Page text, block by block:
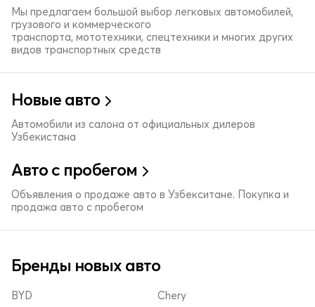
Мы предлагаем большой выбор легковых автомобилей,
грузового и коммерческого
транспорта, мототехники, спецтехники и многих других
видов транспортных средств
Новые авто
Автомобили из салона от официальных дилеров
Узбекистана
Авто с пробегом
Объявления о продаже авто в Узбекситане. Покупка и
продажа авто с пробегом
Бренды новых авто
BYD Chery